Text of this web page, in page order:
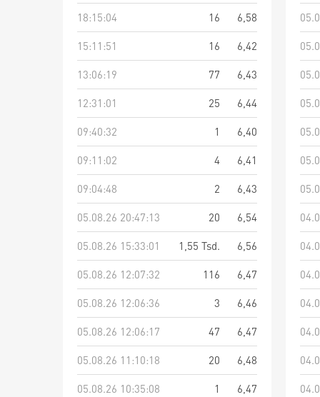
18:15:04
16
6,58
15:11:51
16
6,42
13:06:19
77
6,43
12:31:01
25
6,44
09:40:32
1
6,40
09:11:02
4
6,41
09:04:48
2
6,43
05.08.26 20:47:13
20
6,54
05.08.26 15:33:01
1,55 Tsd.
6,56
05.08.26 12:07:32
116
6,47
05.08.26 12:06:36
3
6,46
05.08.26 12:06:17
47
6,47
05.08.26 11:10:18
20
6,48
05.08.26 10:35:08
1 6,47